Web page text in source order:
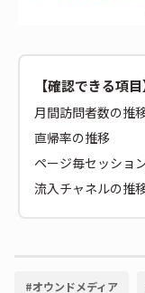
【確認できる項目
月間訪問者数の推
直帰率の推移
ページ毎セッショ
流入チャネルの推
#オウンドメディア